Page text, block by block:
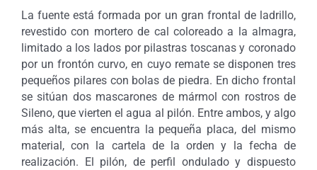
La fuente está formada por un gran frontal de ladrillo,
revestido con mortero de cal coloreado a la almagra,
limitado a los lados por pilastras toscanas y coronado
por un frontón curvo, en cuyo remate se disponen tres
pequeños pilares con bolas de piedra. En dicho frontal
se sitúan dos mascarones de mármol con rostros de
Sileno, que vierten el agua al pilón. Entre ambos, y algo
más alta, se encuentra la pequeña placa, del mismo
material, con la cartela de la orden y la fecha de
realización. El pilón, de perfil ondulado y dispuesto